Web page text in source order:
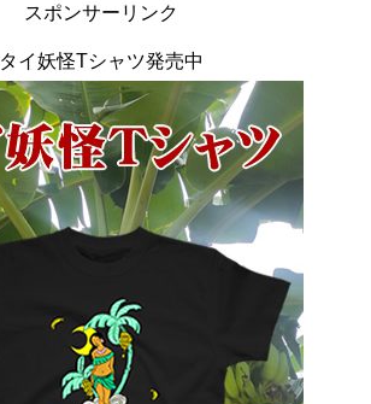
スポンサーリンク
タイ妖怪Tシャツ発売中